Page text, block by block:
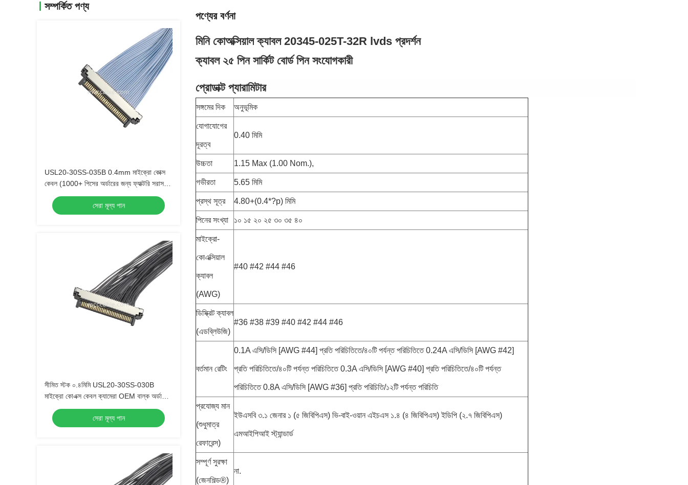
সম্পর্কিত পণ্য
USL20-30SS-035B 0.4mm মাইক্রো কোক্স
কেবল (1000+ পিসের অর্ডারের জন্য ফ্যাক্টরি সরাসরি
সেরা মূল্য পান
সীমিত স্টক ০.৪মিমি USL20-30SS-030B
মাইক্রো কোএক্স কেবল ক্যামেরা OEM বাল্ক অর্ডারের
জন্য দ্রুত ডেলিভারি
সেরা মূল্য পান
পণ্যের বর্ণনা
মিনি কোঅক্সিয়াল ক্যাবল 20345-025T-32R lvds প্রদর্শন
ক্যাবল ২৫ পিন সার্কিট বোর্ড পিন সংযোগকারী
প্রোডাক্ট প্যারামিটার
সঙ্গমের দিক অনুভূমিক
যোগাযোগের
দূরত্ব
0.40 মিমি
উচ্চতা 1.15 Max (1.00 Nom.),
গভীরতা 5.65 মিমি
প্রস্থ সূত্র 4.80+(0.4*?p) মিমি
পিনের সংখ্যা ১০ ১৫ ২০ ২৫ ৩০ ৩৫ ৪০
মাইক্রো-
কোএক্সিয়াল
ক্যাবল
(AWG)
#40 #42 #44 #46
ডিস্ক্রিট ক্যাবল
(এডব্লিউজি)
#36 #38 #39 #40 #42 #44 #46
বর্তমান রেটিং
0.1A এসি/ডিসি [AWG #44] প্রতি পরিচিতিতে/৪০টি পর্যন্ত পরিচিতিতে 0.24A এসি/ডিসি [AWG #42]
প্রতি পরিচিতিতে/৪০টি পর্যন্ত পরিচিতিতে 0.3A এসি/ডিসি [AWG #40] প্রতি পরিচিতিতে/৪০টি পর্যন্ত
পরিচিতিতে 0.8A এসি/ডিসি [AWG #36] প্রতি পরিচিতি/১২টি পর্যন্ত পরিচিতি
প্রযোজ্য মান
(শুধুমাত্র
রেফারেন্স)
ইউএসবি ৩.১ জেনার ১ (৫ জিবিপিএস) ভি-বাই-ওয়ান এইচএস ১.৪ (৪ জিবিপিএস) ইডিপি (২.৭ জিবিপিএস)
এমআইপিআই স্ট্যান্ডার্ড
সম্পূর্ণ সুরক্ষা
(জেনশিল্ড®)
না.